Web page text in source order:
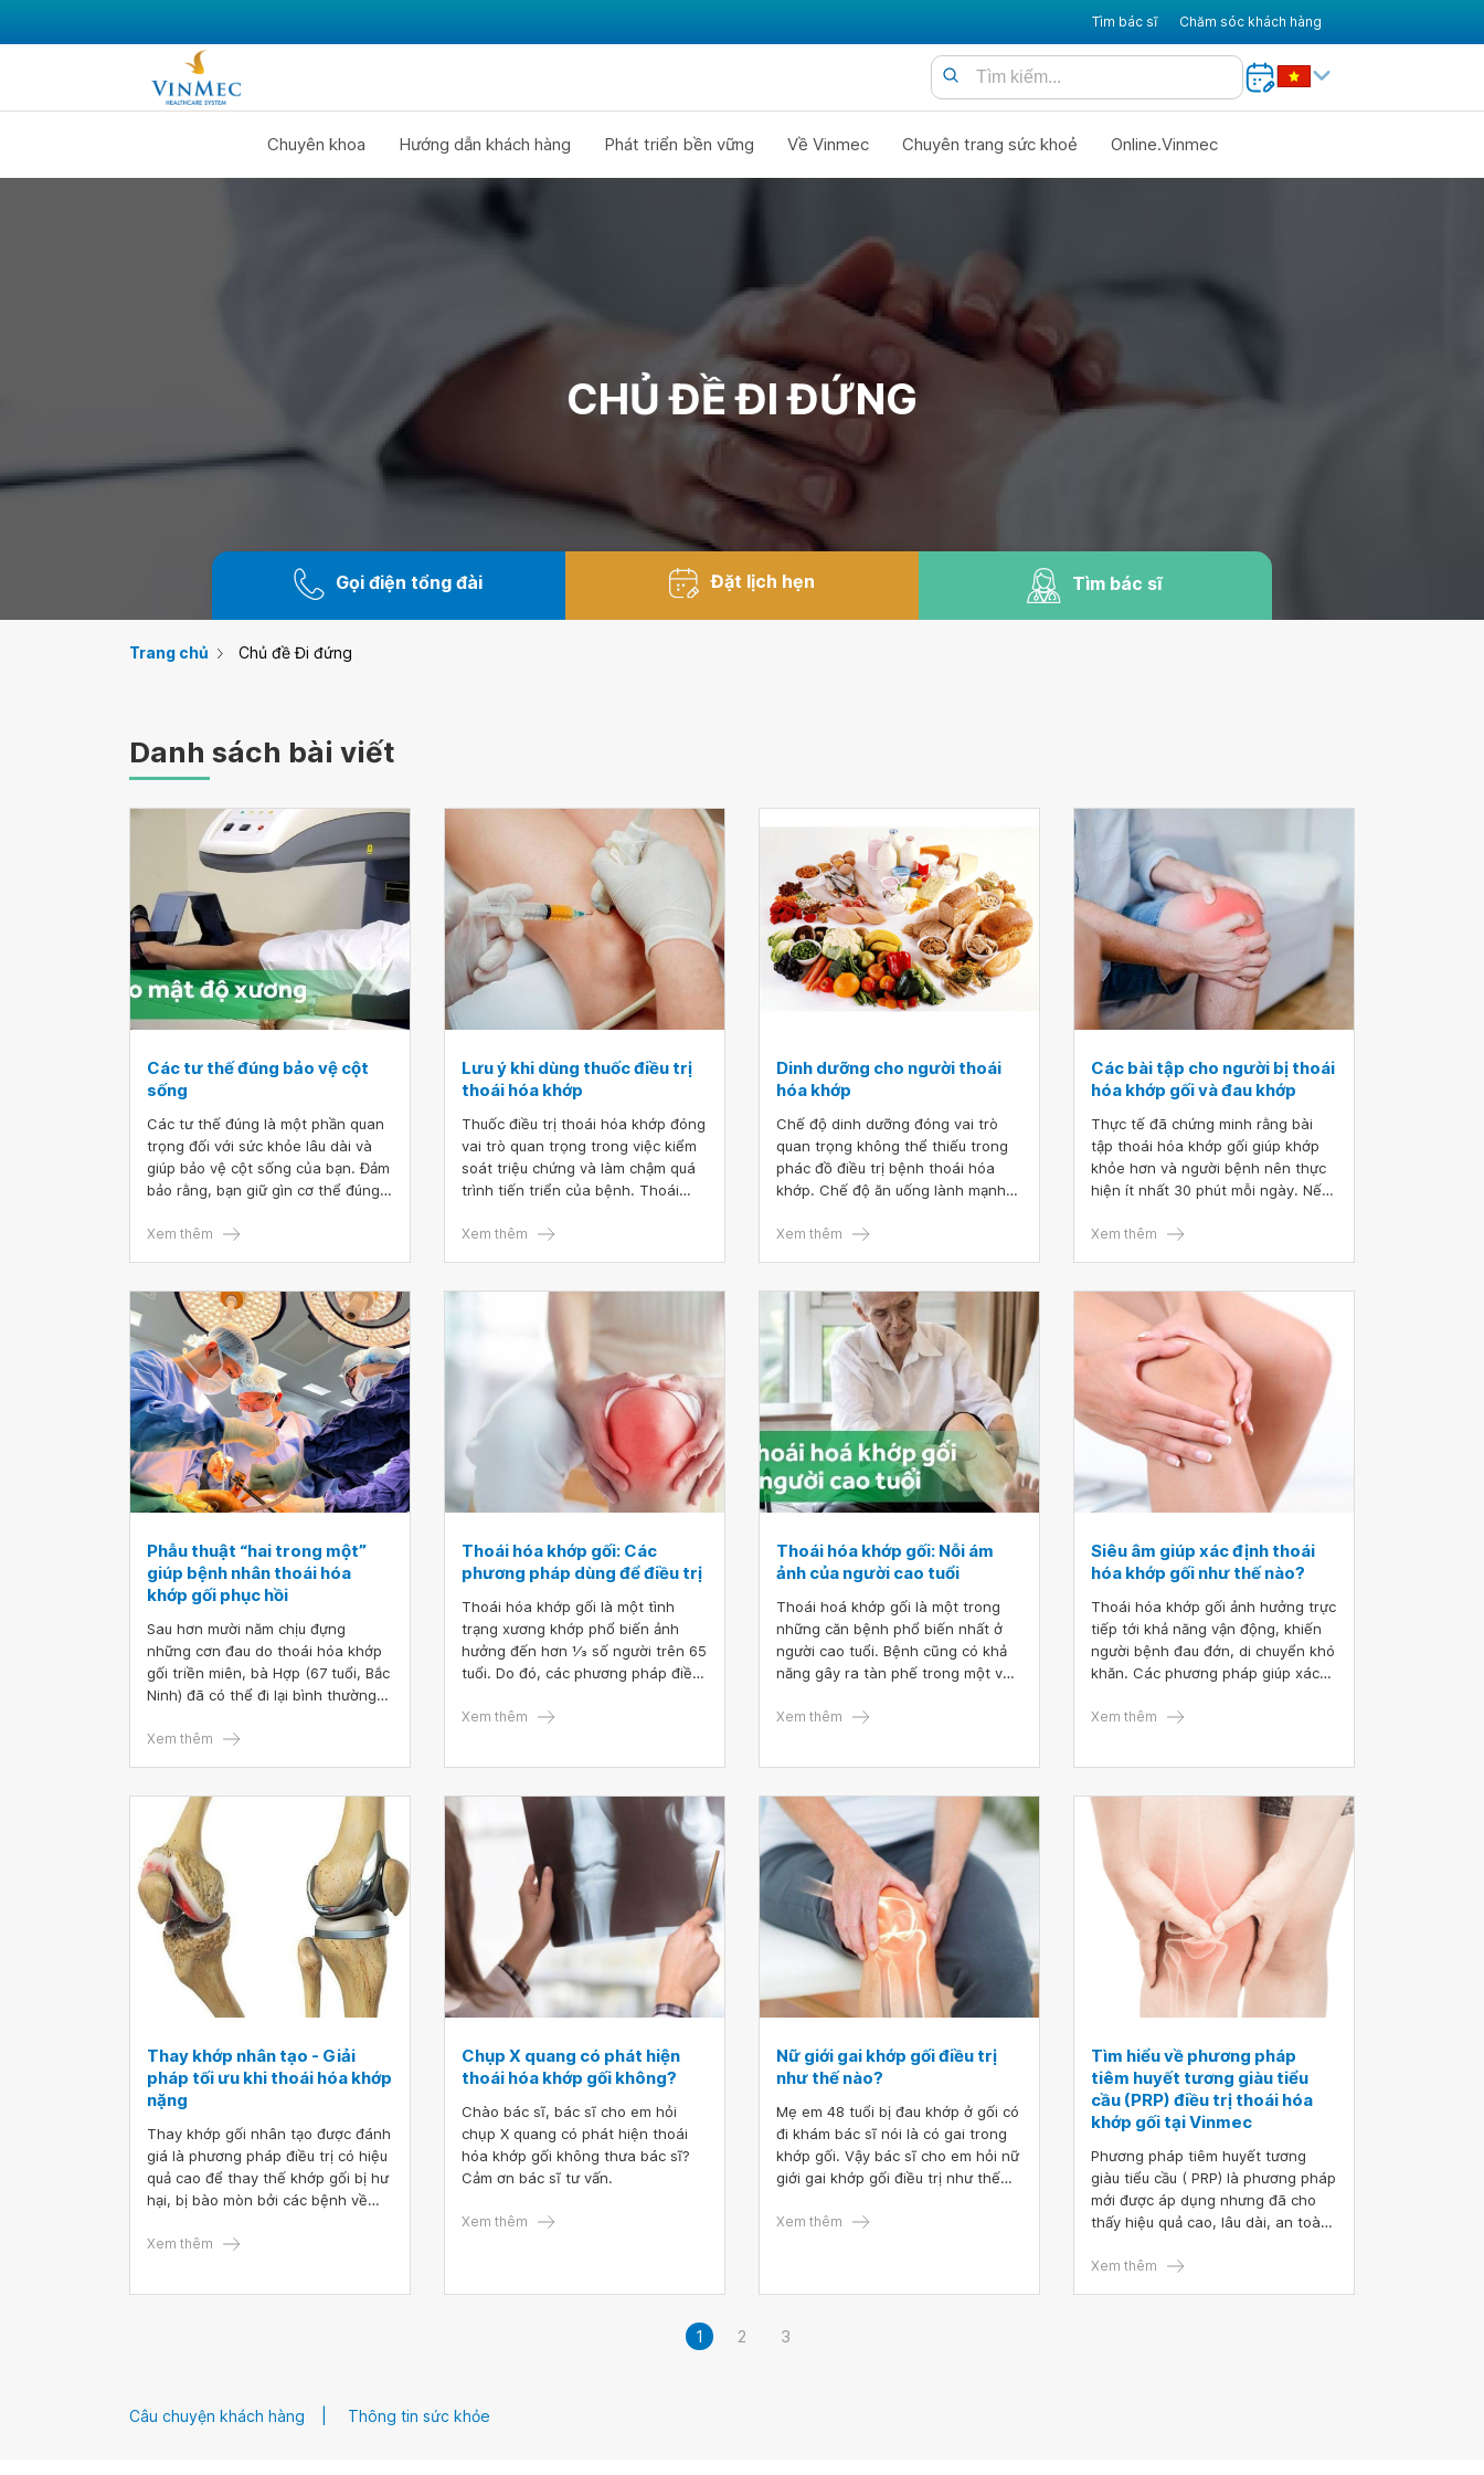
Tìm bác sĩ Chăm sóc khách hàng
Chuyên khoa Hướng dẫn khách hàng Phát triển bền vững Về Vinmec Chuyên trang sức khoẻ Online.Vinmec
CHỦ ĐỀ ĐI ĐỨNG
Gọi điện tổng đài Đặt lịch hẹn Tìm bác sĩ
Trang chủ Chủ đề Đi đứng
Danh sách bài viết
Các tư thế đúng bảo vệ cột
sống
Các tư thế đúng là một phần quan
trọng đối với sức khỏe lâu dài và
giúp bảo vệ cột sống của bạn. Đảm
bảo rằng, bạn giữ gìn cơ thể đúng
đang đứng yên có thể ngăn ngừa
nói về các tư thế đúng bảo vệ cột
sống của bạn.
Xem thêm
Lưu ý khi dùng thuốc điều trị
thoái hóa khớp
Thuốc điều trị thoái hóa khớp đóng
vai trò quan trọng trong việc kiểm
soát triệu chứng và làm chậm quá
trình tiến triển của bệnh. Thoái
đặc biệt ở người cao tuổi. Bệnh gây
đúng phương pháp sẽ giúp người
sống, duy trì khả năng vận động
Xem thêm
Dinh dưỡng cho người thoái
hóa khớp
Chế độ dinh dưỡng đóng vai trò
quan trọng không thể thiếu trong
phác đồ điều trị bệnh thoái hóa
khớp. Chế độ ăn uống lành mạnh
khớp nhưng có thể giúp người
hóa xương khớp nên ăn gì? Bạn
hãy tìm hiểu tại bài viết sau đây.
Xem thêm
Các bài tập cho người bị thoái
hóa khớp gối và đau khớp
Thực tế đã chứng minh rằng bài
tập thoái hóa khớp gối giúp khớp
khỏe hơn và người bệnh nên thực
hiện ít nhất 30 phút mỗi ngày. Nếu
với 10 phút mỗi ngày và dần dần
Xem thêm
Phẫu thuật “hai trong một”
giúp bệnh nhân thoái hóa
khớp gối phục hồi
Sau hơn mười năm chịu đựng
những cơn đau do thoái hóa khớp
gối triền miên, bà Hợp (67 tuổi, Bắc
Ninh) đã có thể đi lại bình thường
khớp gối toàn phần hai bên cùng
Xem thêm
Thoái hóa khớp gối: Các
phương pháp dùng để điều trị
Thoái hóa khớp gối là một tình
trạng xương khớp phổ biến ảnh
hưởng đến hơn 1⁄3 số người trên 65
tuổi. Do đó, các phương pháp điều
được tìm tòi, khám phá. Trong đó,
corticosteroid nội khớp... có khả
năng giúp giảm đau và cải thiện
chức năng.
Xem thêm
Thoái hóa khớp gối: Nỗi ám
ảnh của người cao tuổi
Thoái hoá khớp gối là một trong
những căn bệnh phổ biến nhất ở
người cao tuổi. Bệnh cũng có khả
năng gây ra tàn phế trong một vài
sự mất cân bằng trong hệ cơ
của bệnh để kịp thời điều trị trước
khi xảy ra biến chứng.
Xem thêm
Siêu âm giúp xác định thoái
hóa khớp gối như thế nào?
Thoái hóa khớp gối ảnh hưởng trực
tiếp tới khả năng vận động, khiến
người bệnh đau đớn, di chuyển khó
khăn. Các phương pháp giúp xác
X - quang, nội soi khớp gối trong
Xem thêm
Thay khớp nhân tạo - Giải
pháp tối ưu khi thoái hóa khớp
nặng
Thay khớp gối nhân tạo được đánh
giá là phương pháp điều trị có hiệu
quả cao để thay thế khớp gối bị hư
hại, bị bào mòn bởi các bệnh về
viêm khớp, đau khớp hay thoái hóa
Xem thêm
Chụp X quang có phát hiện
thoái hóa khớp gối không?
Chào bác sĩ, bác sĩ cho em hỏi
chụp X quang có phát hiện thoái
hóa khớp gối không thưa bác sĩ?
Cảm ơn bác sĩ tư vấn.
Xem thêm
Nữ giới gai khớp gối điều trị
như thế nào?
Mẹ em 48 tuổi bị đau khớp ở gối có
đi khám bác sĩ nói là có gai trong
khớp gối. Vậy bác sĩ cho em hỏi nữ
giới gai khớp gối điều trị như thế
Xem thêm
Tìm hiểu về phương pháp
tiêm huyết tương giàu tiểu
cầu (PRP) điều trị thoái hóa
khớp gối tại Vinmec
Phương pháp tiêm huyết tương
giàu tiểu cầu ( PRP) là phương pháp
mới được áp dụng nhưng đã cho
thấy hiệu quả cao, lâu dài, an toàn
nhân bị thoái hóa khớp gối.
Xem thêm
1 2 3
Câu chuyện khách hàng Thông tin sức khỏe